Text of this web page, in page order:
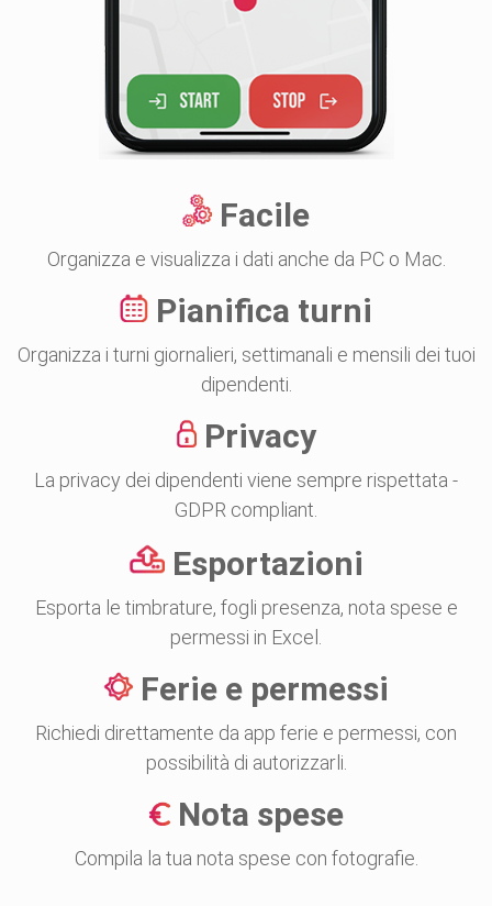
Facile
Organizza e visualizza i dati anche da PC o Mac.
Pianifica turni
Organizza i turni giornalieri, settimanali e mensili dei tuoi
dipendenti.
Privacy
La privacy dei dipendenti viene sempre rispettata -
GDPR compliant.
Esportazioni
Esporta le timbrature, fogli presenza, nota spese e
permessi in Excel.
Ferie e permessi
Richiedi direttamente da app ferie e permessi, con
possibilità di autorizzarli.
Nota spese
Compila la tua nota spese con fotografie.